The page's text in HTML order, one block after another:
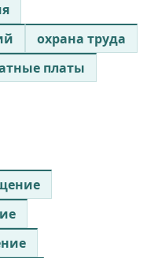
охрана труда
платы